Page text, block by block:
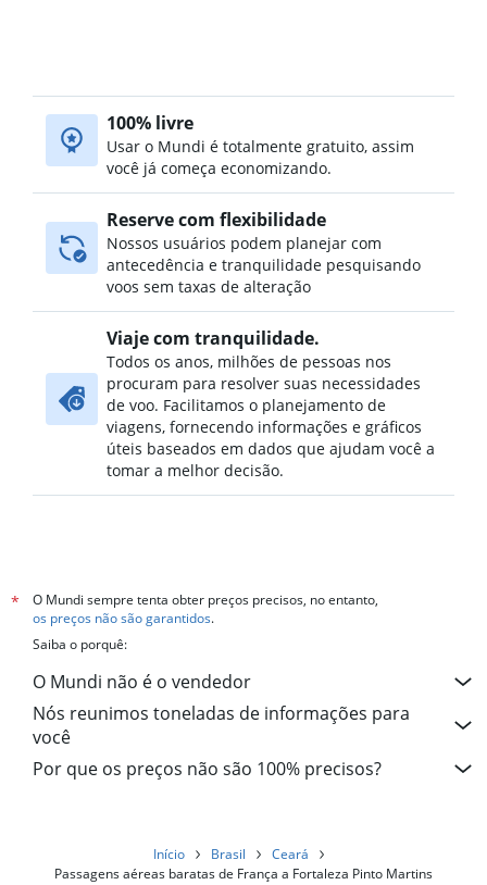
100% livre
Usar o Mundi é totalmente gratuito, assim
você já começa economizando.
Reserve com flexibilidade
Nossos usuários podem planejar com
antecedência e tranquilidade pesquisando
voos sem taxas de alteração
Viaje com tranquilidade.
Todos os anos, milhões de pessoas nos
procuram para resolver suas necessidades
de voo. Facilitamos o planejamento de
viagens, fornecendo informações e gráficos
úteis baseados em dados que ajudam você a
tomar a melhor decisão.
*
O Mundi sempre tenta obter preços precisos, no entanto,
os preços não são garantidos.
Saiba o porquê:
O Mundi não é o vendedor
Nós reunimos toneladas de informações para
você
Por que os preços não são 100% precisos?
Início Brasil
Ceará
Passagens aéreas baratas de França a Fortaleza Pinto Martins